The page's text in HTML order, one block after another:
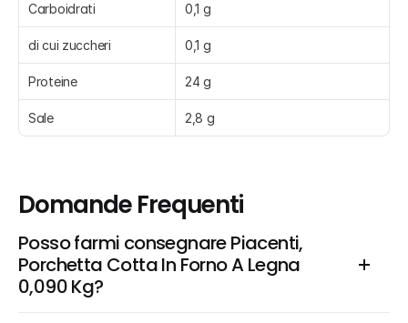
Carboidrati 0,1 g
di cui zuccheri 0,1 g
Proteine 24 g
Sale 2,8 g
Domande Frequenti
Posso farmi consegnare Piacenti,
Porchetta Cotta In Forno A Legna
0,090 Kg?